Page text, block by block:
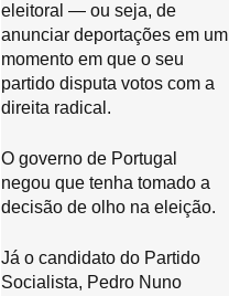
eleitoral — ou seja, de
anunciar deportações em um
momento em que o seu
partido disputa votos com a
direita radical.
O governo de Portugal
negou que tenha tomado a
decisão de olho na eleição.
Já o candidato do Partido
Socialista, Pedro Nuno